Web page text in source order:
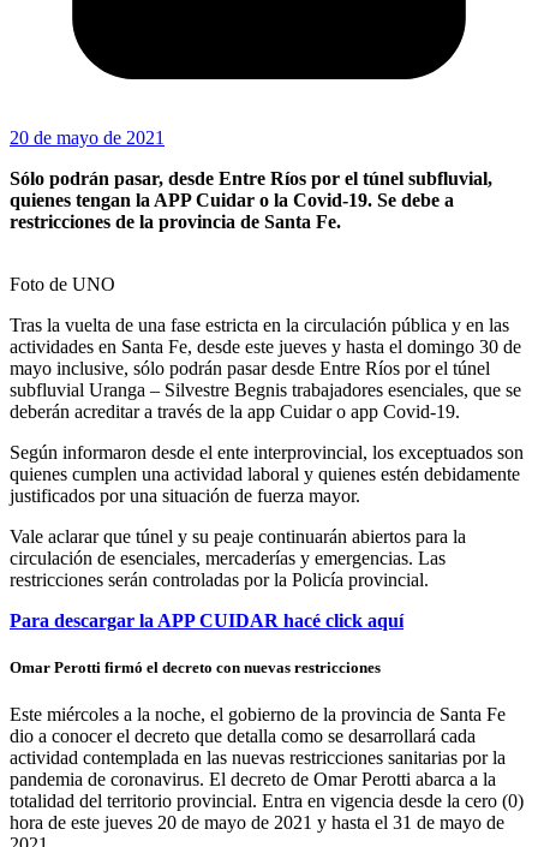
20 de mayo de 2021
Sólo podrán pasar, desde Entre Ríos por el túnel subfluvial,
quienes tengan la APP Cuidar o la Covid-19. Se debe a
restricciones de la provincia de Santa Fe.
Foto de UNO
Tras la vuelta de una fase estricta en la circulación pública y en las
actividades en Santa Fe, desde este jueves y hasta el domingo 30 de
mayo inclusive, sólo podrán pasar desde Entre Ríos por el túnel
subfluvial Uranga – Silvestre Begnis trabajadores esenciales, que se
deberán acreditar a través de la app Cuidar o app Covid-19.
Según informaron desde el ente interprovincial, los exceptuados son
quienes cumplen una actividad laboral y quienes estén debidamente
justificados por una situación de fuerza mayor.
Vale aclarar que túnel y su peaje continuarán abiertos para la
circulación de esenciales, mercaderías y emergencias. Las
restricciones serán controladas por la Policía provincial.
Para descargar la APP CUIDAR hacé click aquí
Omar Perotti firmó el decreto con nuevas restricciones
Este miércoles a la noche, el gobierno de la provincia de Santa Fe
dio a conocer el decreto que detalla como se desarrollará cada
actividad contemplada en las nuevas restricciones sanitarias por la
pandemia de coronavirus. El decreto de Omar Perotti abarca a la
totalidad del territorio provincial. Entra en vigencia desde la cero (0)
hora de este jueves 20 de mayo de 2021 y hasta el 31 de mayo de